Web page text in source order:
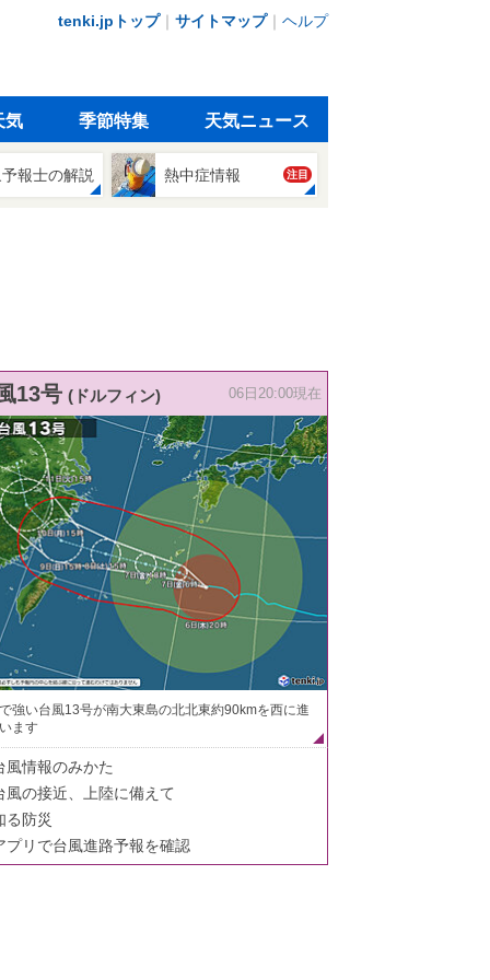
tenki.jpトップ｜ サイトマップ｜ ヘルプ
気 季節特集 天気ニュース
報士の解説 熱中症情報 注目
13号 (ドルフィン) 06日20:00現在
強い台風13号が南大東島の北北東約90kmを西に進
ます
風情報のみかた
風の接近、上陸に備えて
る防災
プリで台風進路予報を確認